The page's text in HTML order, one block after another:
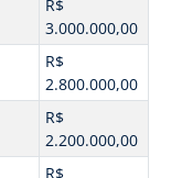
R$
3.000.000,00
R$
2.800.000,00
R$
2.200.000,00
R$